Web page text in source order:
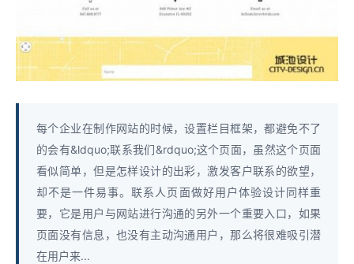
每个企业在制作网站的时候，设置栏目框架，都避免不了
的会有&ldquo;联系我们&rdquo;这个页面，虽然这个页面
看似简单，但是怎样设计的出彩，激发客户联系的欲望，
却不是一件易事。联系人页面做好用户体验设计同样重
要，它是用户与网站进行沟通的另外一个重要入口，如果
页面没有信息，也没有主动沟通用户，那么将很难吸引潜
在用户来...